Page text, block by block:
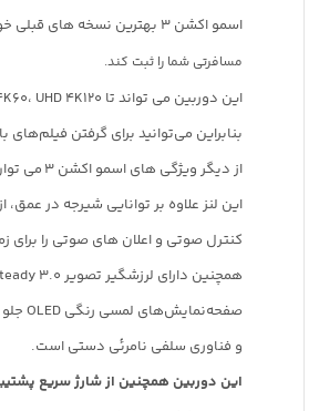
اسمو اکشن 3 بهترین نسخه های قبلی خود را ترکیب می کند:
مسافرتی شما را ثبت کند.
این دوربین می تواند تا DCI 4K60، UHD 4K120، و 1080p240 ویدیو و همچنین عکس های خام و JPEG را ضبط کند. Action 3 همچنین به‌روزرسانی شده تا ضد آب تا 16 متر می باشد،
بنابراین می‌توانید برای گرفتن فیلم‌های
از دیگر ویژگی های اسمو اکشن 3 می توان به پخش زنده، عملکرد وب کم، سازگاری با میکروفون DJI و ضبط صدای استریو با سه میکروفون داخلی اشاره کرد.
این لنز علاوه بر توانایی شیرجه در عمق، از شیشه
کنترل صوتی و اعلان های صوتی را
همچنین دارای لرزشگیر تصویر RockSteady 3.0،
صفحه‌نمایش‌های لمسی رنگی OLED جلو و عقب،
و فناوری سلفی نامرئی دستی است.
این دوربین همچنین از شارژ سریع پشتیبانی می کند، بنابراین می